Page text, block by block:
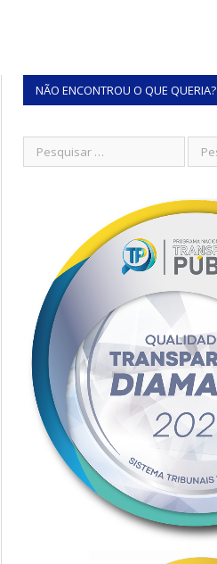
NÃO ENCONTROU O QUE QUERIA?